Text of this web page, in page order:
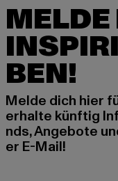
BEN!
Melde dich hier
erhalte künftig
nds, Angebote
er E-Mail!